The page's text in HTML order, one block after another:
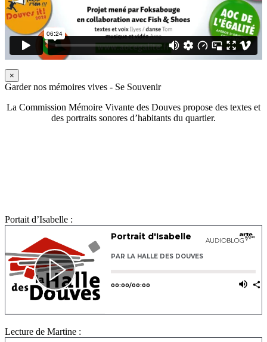
×
Garder nos mémoires vives - Se Souvenir
La Commission Mémoire Vivante des Douves propose des textes et
des portraits sonores d’habitants du quartier.
Portait d’Isabelle :
Lecture de Martine :